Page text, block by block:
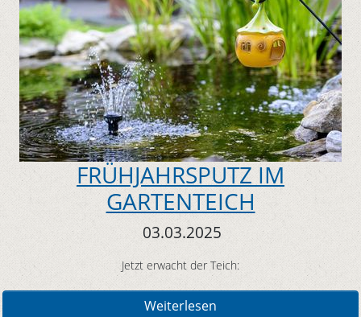
FRÜHJAHRSPUTZ IM
GARTENTEICH
03.03.2025
Jetzt erwacht der Teich:
Weiterlesen